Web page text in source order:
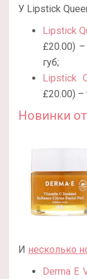
У Lipstick
Lipstick
£20.00)
губ;
Lipstick
£20.00)
Новинки
И несколько
Derma E